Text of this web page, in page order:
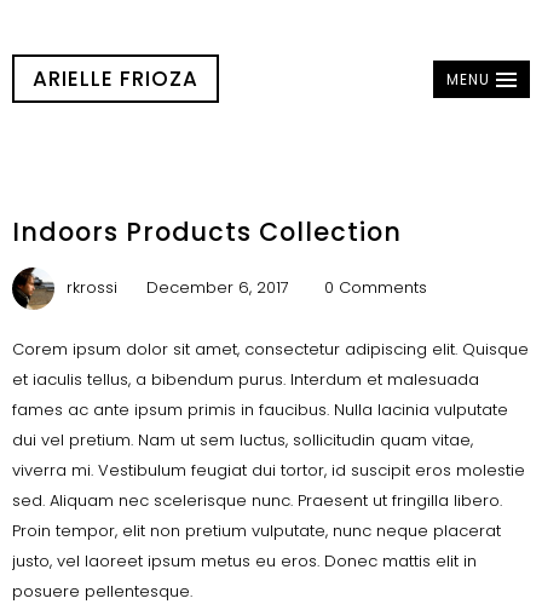
MENU
ARIELLE FRIOZA
Indoors Products Collection
rkrossi December 6, 2017 0 Comments
Corem ipsum dolor sit amet, consectetur adipiscing elit. Quisque
et iaculis tellus, a bibendum purus. Interdum et malesuada
fames ac ante ipsum primis in faucibus. Nulla lacinia vulputate
dui vel pretium. Nam ut sem luctus, sollicitudin quam vitae,
viverra mi. Vestibulum feugiat dui tortor, id suscipit eros molestie
sed. Aliquam nec scelerisque nunc. Praesent ut fringilla libero.
Proin tempor, elit non pretium vulputate, nunc neque placerat
justo, vel laoreet ipsum metus eu eros. Donec mattis elit in
posuere pellentesque.